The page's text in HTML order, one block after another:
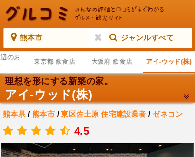
熊本市 ジャンルすべて
のお
東京都 飲食店 大阪府 飲食店 アイ-ウッド(株)
理想を形にする新築の家。
アイ-ウッド(株)
熊本県 / 熊本市 /東区佐土原 住宅建設業者 / ゼネコン
4.5